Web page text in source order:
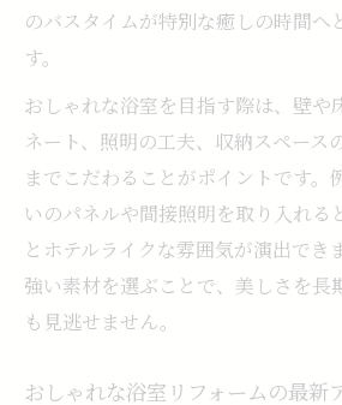
のバスタイムが特別な癒しの時間へ
す。
おしゃれな浴室を目指す際は、壁や
ネート、照明の工夫、収納スペース
までこだわることがポイントです。
いのパネルや間接照明を取り入れる
とホテルライクな雰囲気が演出でき
強い素材を選ぶことで、美しさを長
も見逃せません。
おしゃれな浴室リフォームの最新